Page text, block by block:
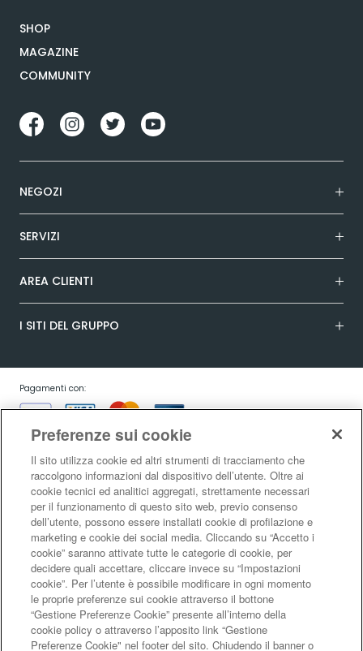
SHOP
MAGAZINE
COMMUNITY
NEGOZI
SERVIZI
AREA CLIENTI
I SITI DEL GRUPPO
Pagamenti con:
Garanzia:
Condizioni generali di vendita |Condizioni d’uso del sito|Informativa sulla
risoluzione alternativa controversie consumatori - ADR/ODR
Informativa
sulla privacy |Informativa sulla garanzia legale di conformità|Informativa
sul diritto di recesso| Informativa sul RAEE|Informativa sui cookie
di Autoregolamentazione Netcomm |Netcomm Spazio Consumatori
LaFeltrinelli Internet Bookshop S.r.l. - Sede legale e amministrativa Via
Preferenze sui cookie
Il sito utilizza cookie ed altri strumenti di tracciamento che
raccolgono informazioni dal dispositivo dell’utente. Oltre ai
cookie tecnici ed analitici aggregati, strettamente necessari
per il funzionamento di questo sito web, previo consenso
dell’utente, possono essere installati cookie di profilazione e
marketing e cookie dei social media. Cliccando su “Accetto i
cookie” saranno attivate tutte le categorie di cookie, per
decidere quali accettare, cliccare invece su “Impostazioni
cookie”. Per l’utente è possibile modificare in ogni momento
le proprie preferenze sui cookie attraverso il bottone
“Gestione Preferenze Cookie” presente all’interno della
cookie policy o attraverso l’apposito link “Gestione
Preferenze Cookie" nel footer del sito. Chiudendo il banner o